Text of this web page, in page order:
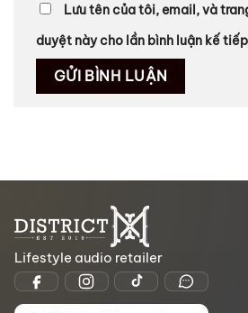
Lưu tên của tôi, email, và
duyệt này cho lần bình luận kế
Lifestyle audio retailer